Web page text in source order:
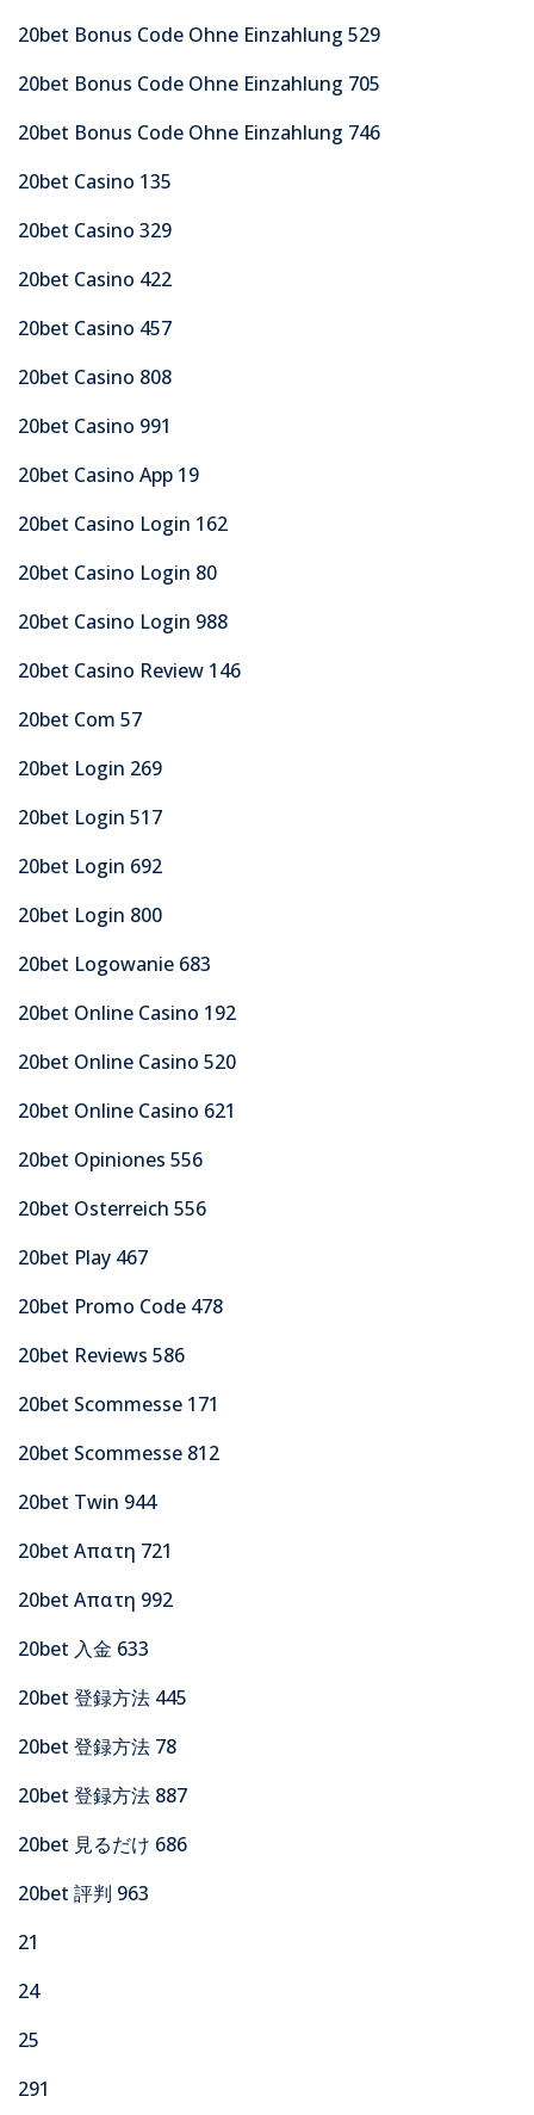
20bet Bonus Code Ohne Einzahlung 529
20bet Bonus Code Ohne Einzahlung 705
20bet Bonus Code Ohne Einzahlung 746
20bet Casino 135
20bet Casino 329
20bet Casino 422
20bet Casino 457
20bet Casino 808
20bet Casino 991
20bet Casino App 19
20bet Casino Login 162
20bet Casino Login 80
20bet Casino Login 988
20bet Casino Review 146
20bet Com 57
20bet Login 269
20bet Login 517
20bet Login 692
20bet Login 800
20bet Logowanie 683
20bet Online Casino 192
20bet Online Casino 520
20bet Online Casino 621
20bet Opiniones 556
20bet Osterreich 556
20bet Play 467
20bet Promo Code 478
20bet Reviews 586
20bet Scommesse 171
20bet Scommesse 812
20bet Twin 944
20bet Απατη 721
20bet Απατη 992
20bet 入金 633
20bet 登録方法 445
20bet 登録方法 78
20bet 登録方法 887
20bet 見るだけ 686
20bet 評判 963
21
24
25
291